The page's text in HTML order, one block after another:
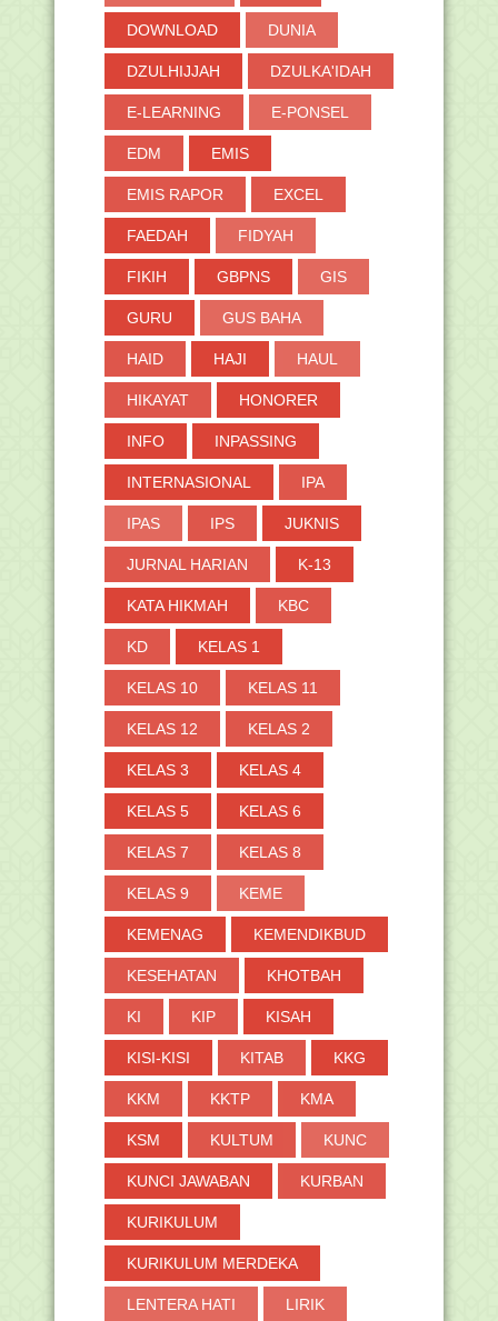
DOWNLOAD DUNIA
DZULHIJJAH DZULKA'IDAH
E-LEARNING E-PONSEL
EDM EMIS
EMIS RAPOR EXCEL
FAEDAH FIDYAH
FIKIH GBPNS GIS
GURU GUS BAHA
HAID HAJI HAUL
HIKAYAT HONORER
INFO INPASSING
INTERNASIONAL IPA
IPAS IPS JUKNIS
JURNAL HARIAN K-13
KATA HIKMAH KBC
KD KELAS 1
KELAS 10 KELAS 11
KELAS 12 KELAS 2
KELAS 3 KELAS 4
KELAS 5 KELAS 6
KELAS 7 KELAS 8
KELAS 9 KEME
KEMENAG KEMENDIKBUD
KESEHATAN KHOTBAH
KI KIP KISAH
KISI-KISI KITAB KKG
KKM KKTP KMA
KSM KULTUM KUNC
KUNCI JAWABAN KURBAN
KURIKULUM
KURIKULUM MERDEKA
LENTERA HATI LIRIK